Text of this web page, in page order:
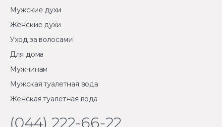
Мужские духи
Женские духи
Уход за волосами
Для дома
Мужчинам
Мужская туалетная вода
Женская туалетная вода
(044) 222-66-22